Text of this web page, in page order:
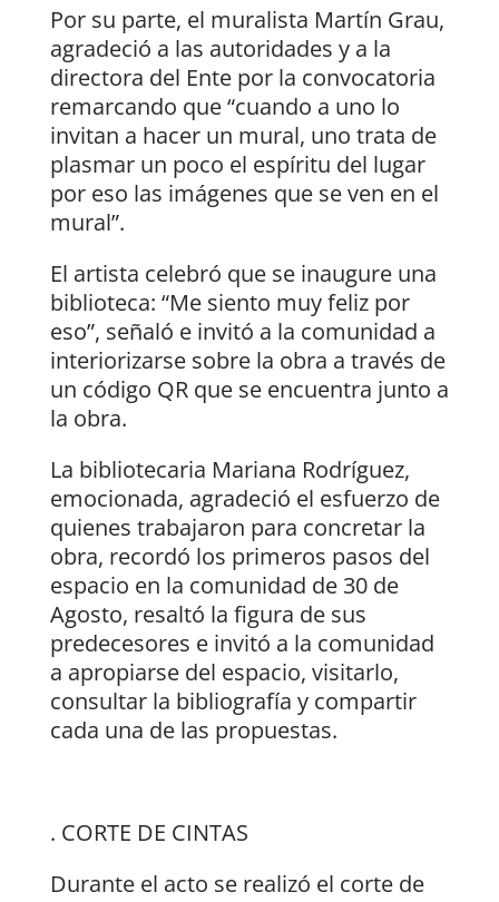
Por su parte, el muralista Martín Grau,
agradeció a las autoridades y a la
directora del Ente por la convocatoria
remarcando que “cuando a uno lo
invitan a hacer un mural, uno trata de
plasmar un poco el espíritu del lugar
por eso las imágenes que se ven en el
mural”.
El artista celebró que se inaugure una
biblioteca: “Me siento muy feliz por
eso”, señaló e invitó a la comunidad a
interiorizarse sobre la obra a través de
un código QR que se encuentra junto a
la obra.
La bibliotecaria Mariana Rodríguez,
emocionada, agradeció el esfuerzo de
quienes trabajaron para concretar la
obra, recordó los primeros pasos del
espacio en la comunidad de 30 de
Agosto, resaltó la figura de sus
predecesores e invitó a la comunidad
a apropiarse del espacio, visitarlo,
consultar la bibliografía y compartir
cada una de las propuestas.
. CORTE DE CINTAS
Durante el acto se realizó el corte de